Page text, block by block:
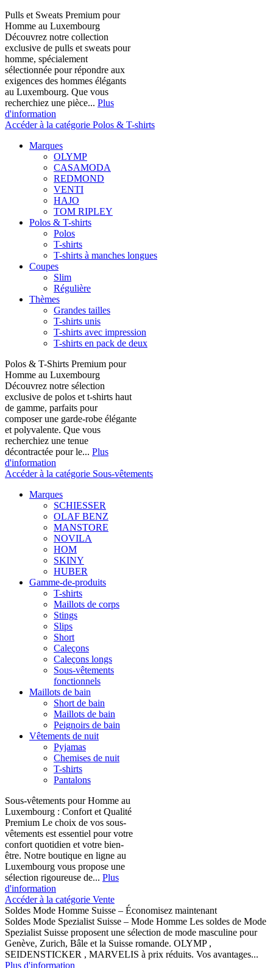
Pulls et Sweats Premium pour
Homme au Luxembourg
Découvrez notre collection
exclusive de pulls et sweats pour
homme, spécialement
sélectionnée pour répondre aux
exigences des hommes élégants
au Luxembourg. Que vous
recherchiez une pièce... Plus
d'information
Accéder à la catégorie Polos & T-shirts
Marques
OLYMP
CASAMODA
REDMOND
VENTI
HAJO
TOM RIPLEY
Polos & T-shirts
Polos
T-shirts
T-shirts à manches longues
Coupes
Slim
Régulière
Thèmes
Grandes tailles
T-shirts unis
T-shirts avec impression
T-shirts en pack de deux
Polos & T-Shirts Premium pour
Homme au Luxembourg
Découvrez notre sélection
exclusive de polos et t-shirts haut
de gamme, parfaits pour
composer une garde-robe élégante
et polyvalente. Que vous
recherchiez une tenue
décontractée pour le... Plus
d'information
Accéder à la catégorie Sous-vêtements
Marques
SCHIESSER
OLAF BENZ
MANSTORE
NOVILA
HOM
SKINY
HUBER
Gamme-de-produits
T-shirts
Maillots de corps
Stings
Slips
Short
Caleçons
Caleçons longs
Sous-vêtements
fonctionnels
Maillots de bain
Short de bain
Maillots de bain
Peignoirs de bain
Vêtements de nuit
Pyjamas
Chemises de nuit
T-shirts
Pantalons
Sous-vêtements pour Homme au
Luxembourg : Confort et Qualité
Premium Le choix de vos sous-
vêtements est essentiel pour votre
confort quotidien et votre bien-
être. Notre boutique en ligne au
Luxembourg vous propose une
sélection rigoureuse de... Plus
d'information
Accéder à la catégorie Vente
Soldes Mode Homme Suisse – Économisez maintenant
Soldes Mode Spezialist Suisse – Mode Homme Les soldes de Mode
Spezialist Suisse proposent une sélection de mode masculine pour
Genève, Zurich, Bâle et la Suisse romande. OLYMP ,
SEIDENSTICKER , MARVELIS à prix réduits. Vos avantages...
Plus d'information